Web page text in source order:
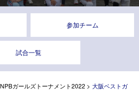
参加チーム
試合一覧
NPBガールズトーナメント2022 > 大阪ベストガ